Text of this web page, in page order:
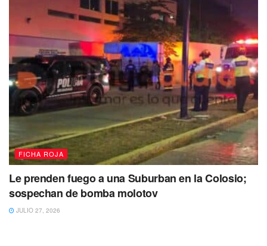
Felipe Carrillo Puerto Quintana Roo
Tulum
FICHA ROJA
Le prenden fuego a una Suburban en la Colosio;
sospechan de bomba molotov
JULIO 27, 2026